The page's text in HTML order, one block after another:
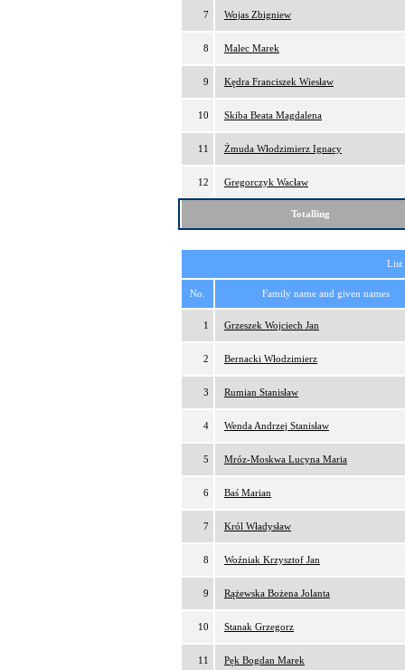
7 Wojas Zbigniew
8 Malec Marek
9 Kędra Franciszek Wiesław
10 Skiba Beata Magdalena
11 Żmuda Włodzimierz Ignacy
12 Gregorczyk Wacław
Totalling
List
No. Family name and given names
1 Grzeszek Wojciech Jan
2 Bernacki Włodzimierz
3 Rumian Stanisław
4 Wenda Andrzej Stanisław
5 Mróz-Moskwa Lucyna Maria
6 Baś Marian
7 Król Władysław
8 Woźniak Krzysztof Jan
9 Rążewska Bożena Jolanta
10 Stanak Grzegorz
11 Pęk Bogdan Marek